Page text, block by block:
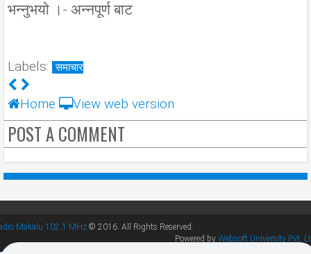
भन्नुभयो ।- अन्नपूर्ण बाट
Labels: समाचार
Home View web version
POST A COMMENT
Makalu 102.1 MHz © 2016. All Rights Reserved.
Powered by Websoft University Pvt.